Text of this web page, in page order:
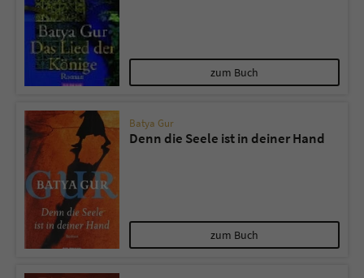
zum Buch
Batya Gur
Denn die Seele ist in deiner Hand
zum Buch